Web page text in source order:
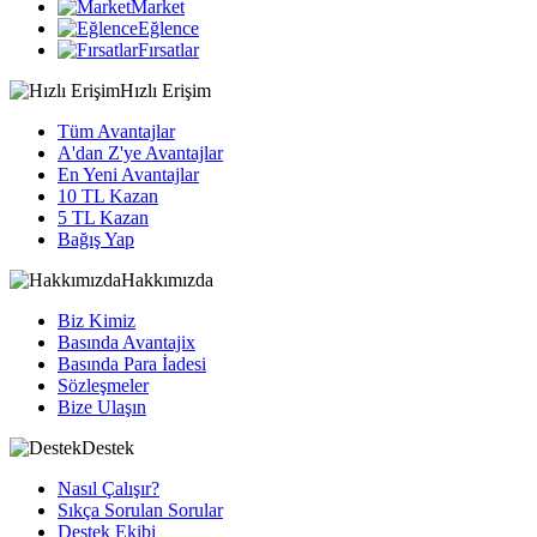
Market
Eğlence
Fırsatlar
Hızlı Erişim
Tüm Avantajlar
A'dan Z'ye Avantajlar
En Yeni Avantajlar
10 TL Kazan
5 TL Kazan
Bağış Yap
Hakkımızda
Biz Kimiz
Basında Avantajix
Basında Para İadesi
Sözleşmeler
Bize Ulaşın
Destek
Nasıl Çalışır?
Sıkça Sorulan Sorular
Destek Ekibi